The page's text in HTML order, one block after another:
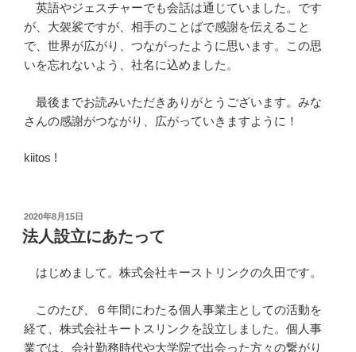
英語やジェスチャーでも会話は通じていました。です
が、大袈裟ですが、相手のことばで感謝を伝えること
で、世界が広がり、つながったように思います。この思
いを忘れないよう、社名に込めました。
最後までお読みいただきありがとうございます。みな
さんの感謝がつながり、広がっていきますように！
kiitos !
投
稿
日:
2020年8月15日
法人設立にあたって
はじめまして。株式会社キーストリンクの久田です。
このたび、６年間にわたる個人事業主としての活動を
経て、株式会社キートスリンクを設立しました。個人事
業では、会社勤務時代や大学院で出会った方々の繋がり